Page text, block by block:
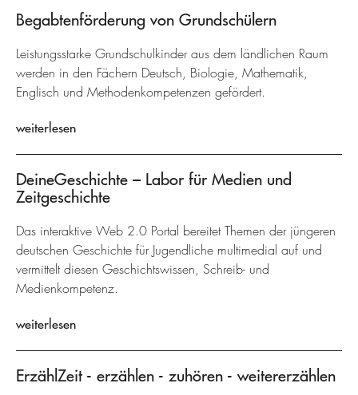
Begabtenförderung von Grundschülern
Leistungsstarke Grundschulkinder aus dem ländlichen Raum
werden in den Fächern Deutsch, Biologie, Mathematik,
Englisch und Methodenkompetenzen gefördert.
weiterlesen
DeineGeschichte – Labor für Medien und
Zeitgeschichte
Das interaktive Web 2.0 Portal bereitet Themen der jüngeren
deutschen Geschichte für Jugendliche multimedial auf und
vermittelt diesen Geschichtswissen, Schreib- und
Medienkompetenz.
weiterlesen
ErzählZeit - erzählen - zuhören - weitererzählen